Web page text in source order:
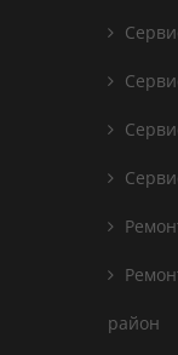
район